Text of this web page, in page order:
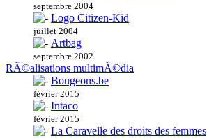
septembre 2004
Logo Citizen-Kid
juillet 2004
Artbag
septembre 2002
RÃ©alisations multimÃ©dia
Bougeons.be
février 2015
Intaco
février 2015
La Caravelle des droits des femmes